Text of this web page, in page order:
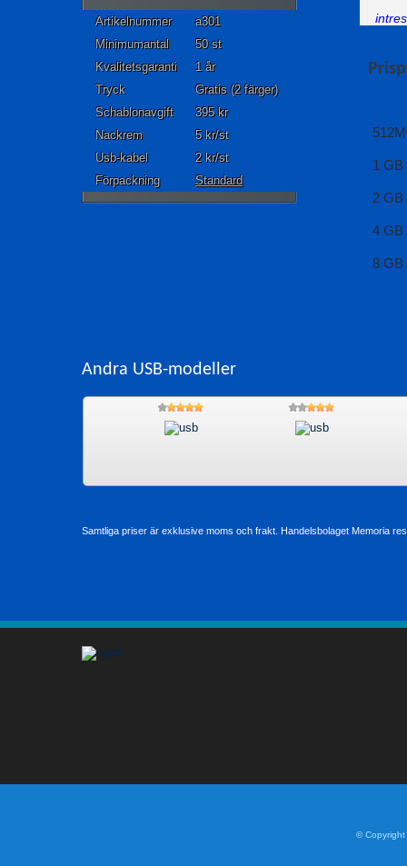
Artikelnummer
a301
Minimumantal
50 st
Kvalitetsgaranti
1 år
Tryck
Gratis (2 färger)
Schablonavgift
395 kr
Nackrem
5 kr/st
Usb-kabel
2 kr/st
Förpackning
Standard
1 GB
2 GB
4 GB
8 GB
Andra USB-modeller
Samtliga priser är exklusive moms och frakt. Handelsbolaget Memoria
© Copyright